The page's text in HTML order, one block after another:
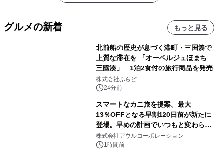
グルメの新着 もっと見る
北前船の歴史が息づく港町・三国湊で
上質な滞在を 「オーベルジュほまち
三國湊」 1泊2食付の旅行商品を発売
株式会社ぷらど
24分前
スマートなカニ旅を提案。最大
13％OFFとなる早割120日前が新たに
登場。早めの計画でいつもと変わらぬ
大人の冬旅を。ー夕日ヶ浦温泉「佳松
苑 別邸ふうか」ー
株式会社アウルコーポレーション
1時間前